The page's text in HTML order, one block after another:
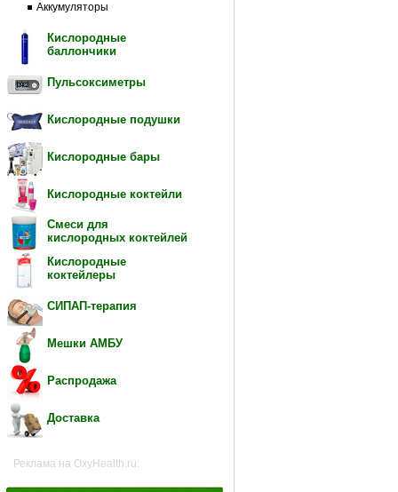
Аккумуляторы
Кислородные
баллончики
Пульсоксиметры
Кислородные подушки
Кислородные бары
Кислородные коктейли
Смеси для
кислородных коктейлей
Кислородные
коктейлеры
СИПАП-терапия
Мешки АМБУ
Распродажа
Доставка
Реклама на OxyHealth.ru: